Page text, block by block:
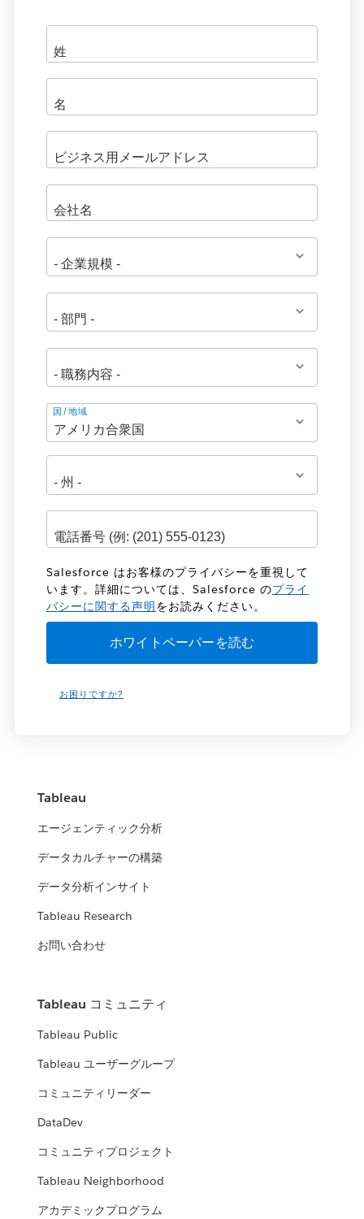
住
所
国/地域
Salesforce はお客様のプライバシーを重視して
います。詳細については、Salesforce のプライ
バシーに関する声明をお読みください。
お困りですか?
Tableau
エージェンティック分析
データカルチャーの構築
データ分析インサイト
Tableau Research
お問い合わせ
Tableau コミュニティ
Tableau Public
Tableau ユーザーグループ
コミュニティリーダー
DataDev
コミュニティプロジェクト
Tableau Neighborhood
アカデミックプログラム